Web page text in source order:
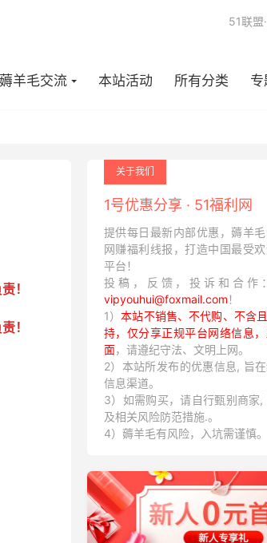
薅羊毛交流 本站活动 所有分类 专
51联盟
！
！
关于我们
1号优惠分享 · 51福利网
提供每日最新内部优惠，薅羊
网赚福利线报，打造中国最受
平台！
投稿，反馈，投诉和合作
vipyouhui@foxmail.com！
1）本站不销售、不代购、不含
持，仅分享正规平台网络信息
面，请遵纪守法、文明上网。
2）本站所发布的优惠信息, 旨
信息渠道。
3）如需购买，请自行甄别商家
及相关风险防范措施.。
4）薅羊毛有风险，入坑需谨慎。